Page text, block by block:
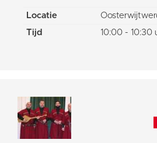
Locatie
Tijd
10:00 - 10:30